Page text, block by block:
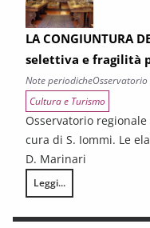
LA CONGIUNTURA
selettiva e fragilità
Note periodiche
Cultura e Turismo
Osservatorio
cura di S. Iommi. Le
D. Marinari
Leggi...
LA CONGIUNTURA DEI